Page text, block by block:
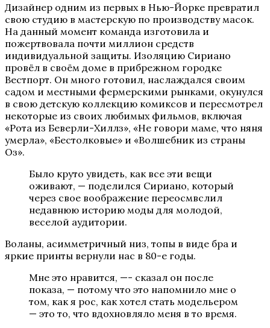
Дизайнер одним из первых в Нью-Йорке превратил
свою студию в мастерскую по производству масок.
На данный момент команда изготовила и
пожертвовала почти миллион средств
индивидуальной защиты. Изоляцию Сириано
провёл в своём доме в прибрежном городке
Вестпорт. Он много готовил, наслаждался своим
садом и местными фермерскими рынками, окунулся
в свою детскую коллекцию комиксов и пересмотрел
некоторые из своих любимых фильмов, включая
«Рота из Беверли-Хиллз», «Не говори маме, что няня
умерла», «Бестолковые» и «Волшебник из страны
Оз».
Было круто увидеть, как все эти вещи
оживают, — поделился Сириано, который
через свое воображение переосмвслил
недавнюю историю моды для молодой,
веселой аудитории.
Воланы, асимметричный низ, топы в виде бра и
яркие принты вернули нас в 80-е годы.
Мне это нравится, —- сказал он после
показа, — потому что это напомнило мне о
том, как я рос, как хотел стать модельером
— это то, что вдохновляло меня в то время.